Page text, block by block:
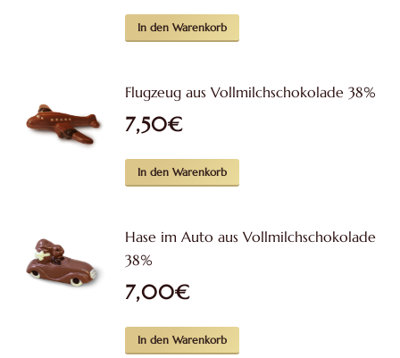
In den Warenkorb
Flugzeug aus Vollmilchschokolade 38%
7,50€
In den Warenkorb
Hase im Auto aus Vollmilchschokolade
38%
7,00€
In den Warenkorb